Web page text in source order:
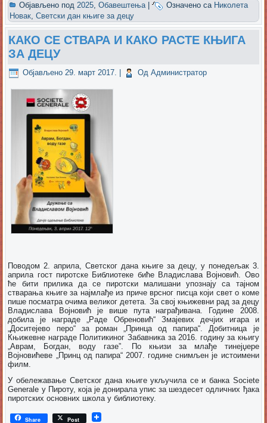
Објављено под 2025,Обавештења| Означено са Николета
Новак ,Светски дан књиге за децу
КАКО СЕ СТВАРА И КАКО РАСТЕ КЊИГА
ЗА ДЕЦУ
Објављено 29. март 2017. Од Администратор
Поводом 2. априла, Светског дана књиге за децу, у понедељак 3.
априла гост пиротске Библиотеке биће Владислава Војновић. Ово
ће бити прилика да се пиротски малишани упознају са тајном
стварања књиге за најмлађе из приче врсног писца који свет о коме
пише посматра очима великог детета. За свој књижевни рад за децу
Владислава Војновић је више пута награђивана. Године 2008.
добила је награде „Раде Обреновић“ Змајевих дечјих игара и
„Доситејево перо“ за роман „Принца од папира“. Добитница је
Књижевне награде Политикиног Забавника за 2016. годину за књигу
„Аврам, Богдан, воду газе”. По књизи за млађе тинејџере
Војновићеве „Принц од папира“ 2007. године снимљен је истоимени
филм.
У обележавање Светског дана књиге укључила се и банка Societe
Generale у Пироту, која је донирала упис за шездесет одличних ђака
пиротских основних школа у библиотеку.
Share Post